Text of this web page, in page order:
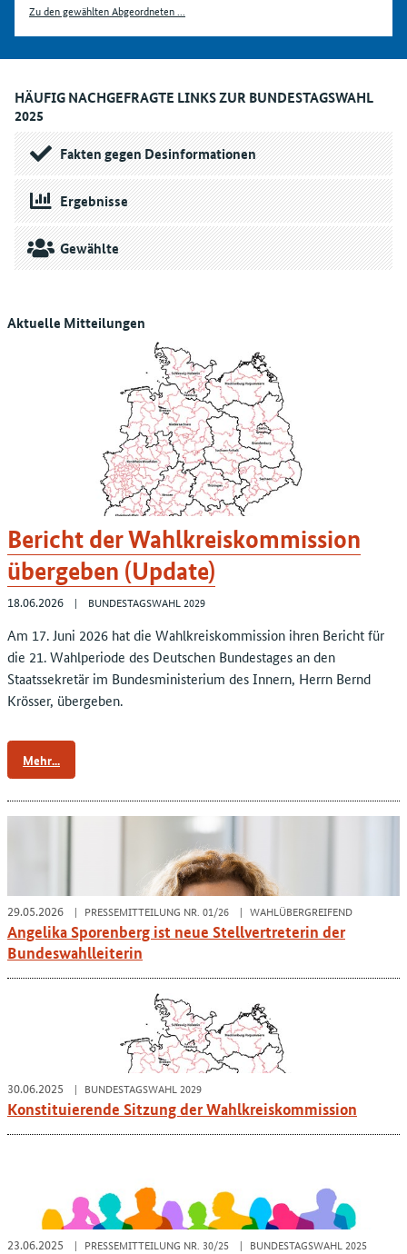
Zu den gewählten Abgeordneten ...
HÄUFIG NACHGEFRAGTE LINKS ZUR BUNDESTAGSWAHL
2025
Fakten gegen Desinformationen
Ergebnisse
Gewählte
Aktuelle Mitteilungen
Bericht der Wahlkreiskommission
übergeben (Update)
18.06.2026 BUNDESTAGSWAHL 2029
Am 17. Juni 2026 hat die Wahlkreiskommission ihren Bericht für
die 21. Wahlperiode des Deutschen Bundestages an den
Staatssekretär im Bundesministerium des Innern, Herrn Bernd
Krösser, übergeben.
Mehr...
29.05.2026 PRESSEMITTEILUNG NR. 01/26 WAHLÜBERGREIFEND
Angelika Sporenberg ist neue Stellvertreterin der
Bundeswahlleiterin
30.06.2025 BUNDESTAGSWAHL 2029
Konstituierende Sitzung der Wahlkreiskommission
23.06.2025 PRESSEMITTEILUNG NR. 30/25 BUNDESTAGSWAHL 2025